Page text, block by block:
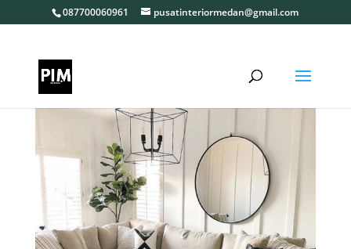
087700060961 pusatinteriormedan@gmail.com